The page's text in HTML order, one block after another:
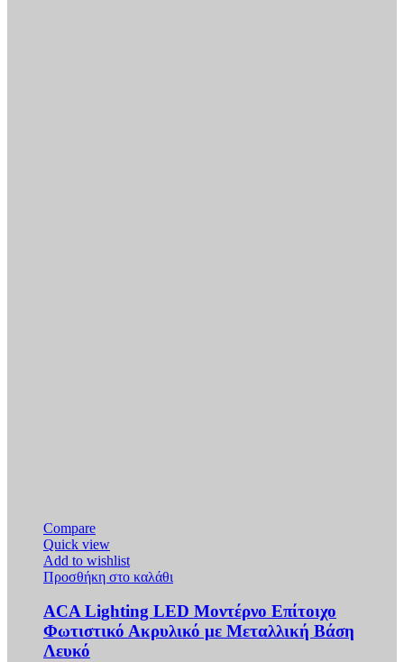
Compare
Quick view
Add to wishlist
Προσθήκη στο καλάθι
ACA Lighting LED Μοντέρνο Επίτοιχο
Φωτιστικό Ακρυλικό με Μεταλλική Βάση
Λευκό